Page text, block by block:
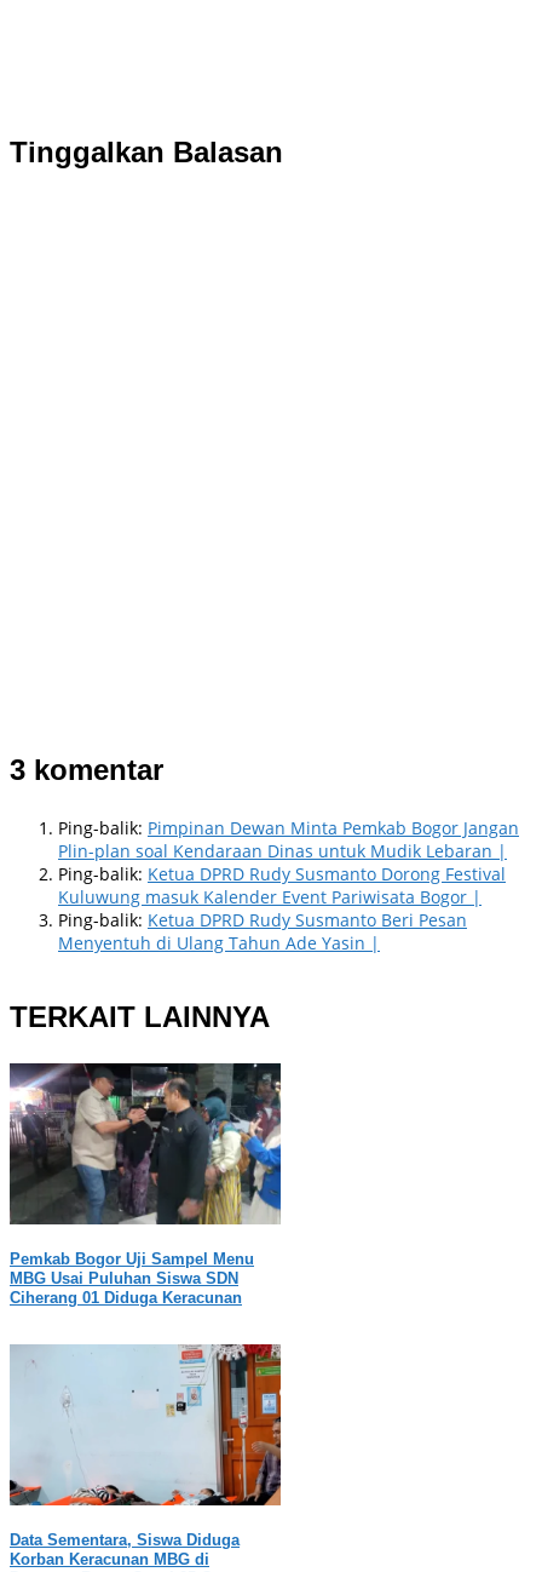
Tinggalkan Balasan
3 komentar
Ping-balik: Pimpinan Dewan Minta Pemkab Bogor Jangan
Plin-plan soal Kendaraan Dinas untuk Mudik Lebaran |
Ping-balik: Ketua DPRD Rudy Susmanto Dorong Festival
Kuluwung masuk Kalender Event Pariwisata Bogor |
Ping-balik: Ketua DPRD Rudy Susmanto Beri Pesan
Menyentuh di Ulang Tahun Ade Yasin |
TERKAIT LAINNYA
Pemkab Bogor Uji Sampel Menu
MBG Usai Puluhan Siswa SDN
Ciherang 01 Diduga Keracunan
Data Sementara, Siswa Diduga
Korban Keracunan MBG di